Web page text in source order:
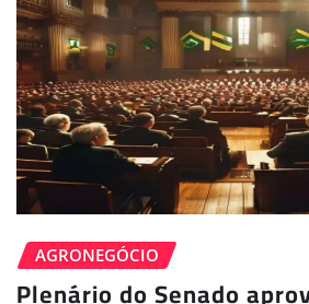
AGRONEGÓCIO
Plenário do Senado